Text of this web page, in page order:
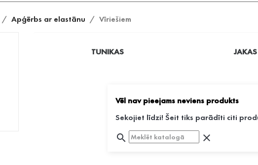
Apģērbs ar elastānu Vīriešiem
TUNIKAS JAKAS
Vēl nav pieejams neviens produkts
Sekojiet līdzi! Šeit tiks parādīti citi
search clear